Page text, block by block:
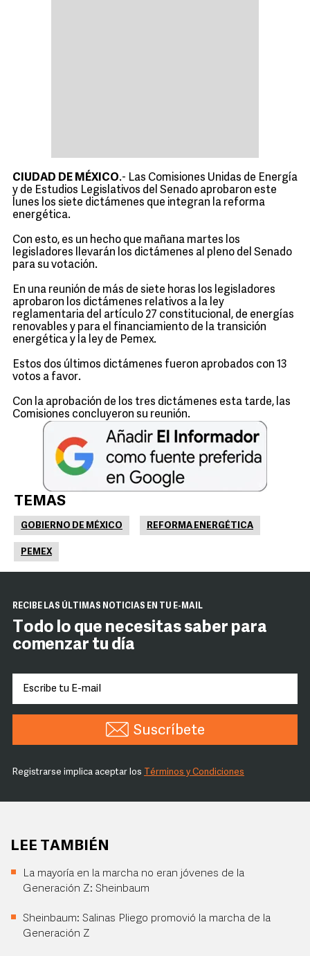
CIUDAD DE MÉXICO.- Las Comisiones Unidas de Energía
y de Estudios Legislativos del Senado aprobaron este
lunes los siete dictámenes que integran la reforma
energética.
Con esto, es un hecho que mañana martes los
legisladores llevarán los dictámenes al pleno del Senado
para su votación.
En una reunión de más de siete horas los legisladores
aprobaron los dictámenes relativos a la ley
reglamentaria del artículo 27 constitucional, de energías
renovables y para el financiamiento de la transición
energética y la ley de Pemex.
Estos dos últimos dictámenes fueron aprobados con 13
votos a favor.
Con la aprobación de los tres dictámenes esta tarde, las
Comisiones concluyeron su reunión.
TEMAS
GOBIERNO DE MÉXICO REFORMA ENERGÉTICA
PEMEX
RECIBE LAS ÚLTIMAS NOTICIAS EN TU E-MAIL
Todo lo que necesitas saber para
comenzar tu día
Suscríbete
Registrarse implica aceptar los Términos y Condiciones
LEE TAMBIÉN
La mayoría en la marcha no eran jóvenes de la
Generación Z: Sheinbaum
Sheinbaum: Salinas Pliego promovió la marcha de la
Generación Z